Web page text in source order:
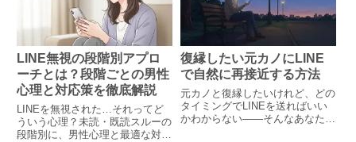
LINE無視の段階別アプロ
ーチとは？段階ごとの男性
心理と対応策を徹底解説
LINEを無視された…それってど
ういう心理？未読・既読スルーの
段階別に、男性心理と最適な対応
復縁したい元カノにLINE
で自然に再接近する方法
元カノと復縁したいけれど、どの
タイミングでLINEを送ればいい
かわからない――そんなあなた